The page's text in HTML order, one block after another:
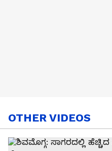
OTHER VIDEOS